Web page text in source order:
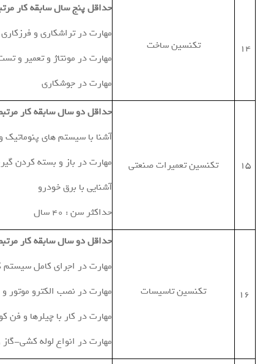
14 تکنسین ساخت
حداقل پنج سال سابقه کار
مهارت در تراشکاری و
مهارت در مونتاژ و تعمیر و
مهارت در جوشكاري
15 تکنسین تعمیرات صنعتی
حداقل دو سال سابقه کار
آشنا با سیستم های پنوماتیک
مهارت در باز و بسته کردن
آشنایی با برق خودرو
حداکثر سن : 40 سال
تکنسین تاسیسات
حداقل دو سال سابقه کار
مهارت در اجراي كامل سيستم
مهارت در نصب الكترو موتور
مهارت در كار با چيلرها و فن
مهارت در انواع لوله كشي-